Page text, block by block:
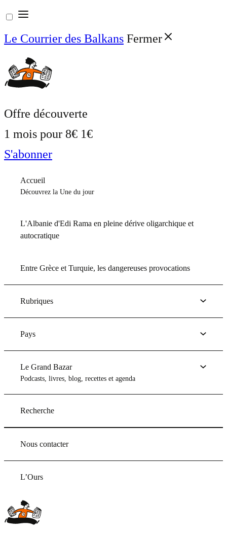
Aller
au
contenu
Le Courrier des Balkans Fermer
Offre découverte
1 mois pour 8€ 1€
S'abonner
Accueil
Découvrez la Une du jour
L'Albanie d'Edi Rama en pleine dérive oligarchique et
autocratique
Entre Grèce et Turquie, les dangereuses provocations
Rubriques
Pays
Le Grand Bazar
Podcasts, livres, blog, recettes et agenda
Recherche
Nous contacter
L’Ours